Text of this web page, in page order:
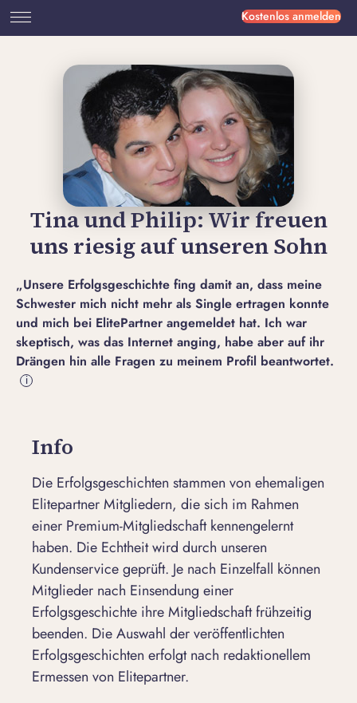
Kostenlos anmelden
Tina und Philip: Wir freuen
uns riesig auf unseren Sohn
„Unsere Erfolgsgeschichte fing damit an, dass meine
Schwester mich nicht mehr als Single ertragen konnte
und mich bei ElitePartner angemeldet hat. Ich war
skeptisch, was das Internet anging, habe aber auf ihr
Drängen hin alle Fragen zu meinem Profil beantwortet.
i
Info
Die Erfolgsgeschichten stammen von ehemaligen
Elitepartner Mitgliedern, die sich im Rahmen
einer Premium-Mitgliedschaft kennengelernt
haben. Die Echtheit wird durch unseren
Kundenservice geprüft. Je nach Einzelfall können
Mitglieder nach Einsendung einer
Erfolgsgeschichte ihre Mitgliedschaft frühzeitig
beenden. Die Auswahl der veröffentlichten
Erfolgsgeschichten erfolgt nach redaktionellem
Ermessen von Elitepartner.